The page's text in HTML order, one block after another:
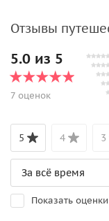
Отзывы
5.0 из 5
7 оценок
5 4 3
Показать